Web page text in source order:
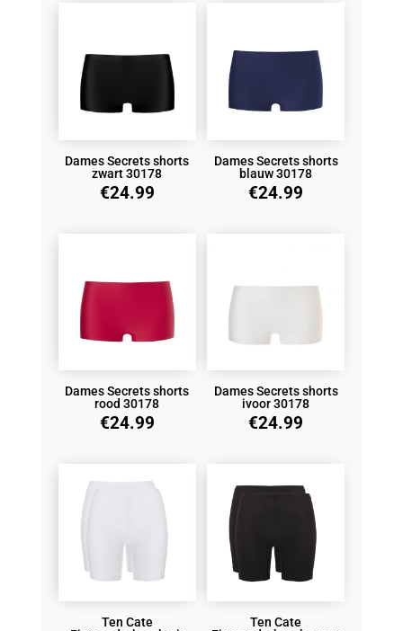
Dames Secrets shorts
zwart 30178
€24.99
Dames Secrets shorts
blauw 30178
€24.99
Dames Secrets shorts
rood 30178
€24.99
Dames Secrets shorts
ivoor 30178
€24.99
Ten Cate
Ten Cate